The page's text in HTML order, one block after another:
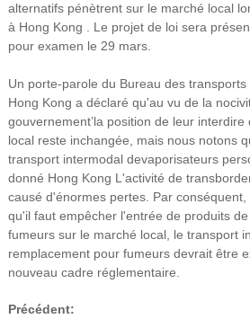
alternatifs pénètrent sur le marché local
à Hong Kong . Le projet de loi sera
pour examen le 29 mars.
Un porte-parole du Bureau des
Hong Kong a déclaré qu'au vu de la
gouvernement’la position de leur interdire
local reste inchangée, mais nous notons
transport intermodal devaporisateurs
donné Hong Kong L'activité de
causé d'énormes pertes. Par
qu'il faut empêcher l'entrée de produits
fumeurs sur le marché local, le transport
remplacement pour fumeurs devrait être
nouveau cadre réglementaire.
Précédent: